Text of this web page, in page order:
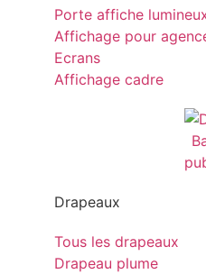
Porte affiche
Affichage pour
Ecrans
Affichage cadre
Drapeaux
Tous les drapeaux
Drapeau plume